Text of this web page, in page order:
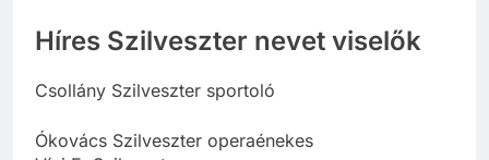
Híres Szilveszter nevet viselők
Csollány Szilveszter sportoló
Ókovács Szilveszter operaénekes